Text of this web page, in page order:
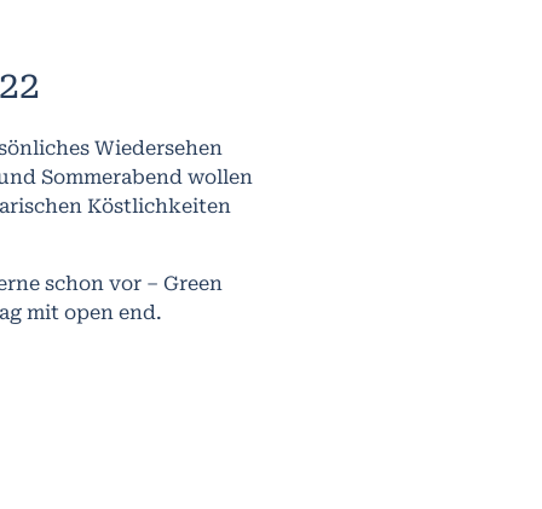
Wiedersehen
Sommerabend wollen
Köstlichkeiten
schon vor – Green
mit open end.